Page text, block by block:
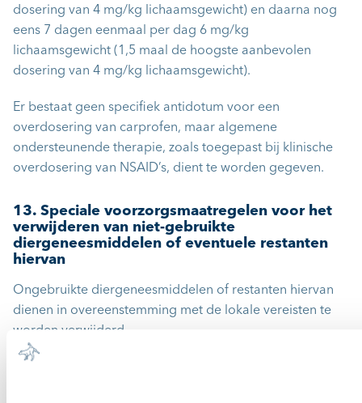
dosering van 4 mg/kg lichaamsgewicht) en daarna nog
eens 7 dagen eenmaal per dag 6 mg/kg
lichaamsgewicht (1,5 maal de hoogste aanbevolen
dosering van 4 mg/kg lichaamsgewicht).
Er bestaat geen specifiek antidotum voor een
overdosering van carprofen, maar algemene
ondersteunende therapie, zoals toegepast bij klinische
overdosering van NSAID’s, dient te worden gegeven.
13. Speciale voorzorgsmaatregelen voor het
verwijderen van niet-gebruikte
diergeneesmiddelen of eventuele restanten
hiervan
Ongebruikte diergeneesmiddelen of restanten hiervan
dienen in overeenstemming met de lokale vereisten te
worden verwijderd.